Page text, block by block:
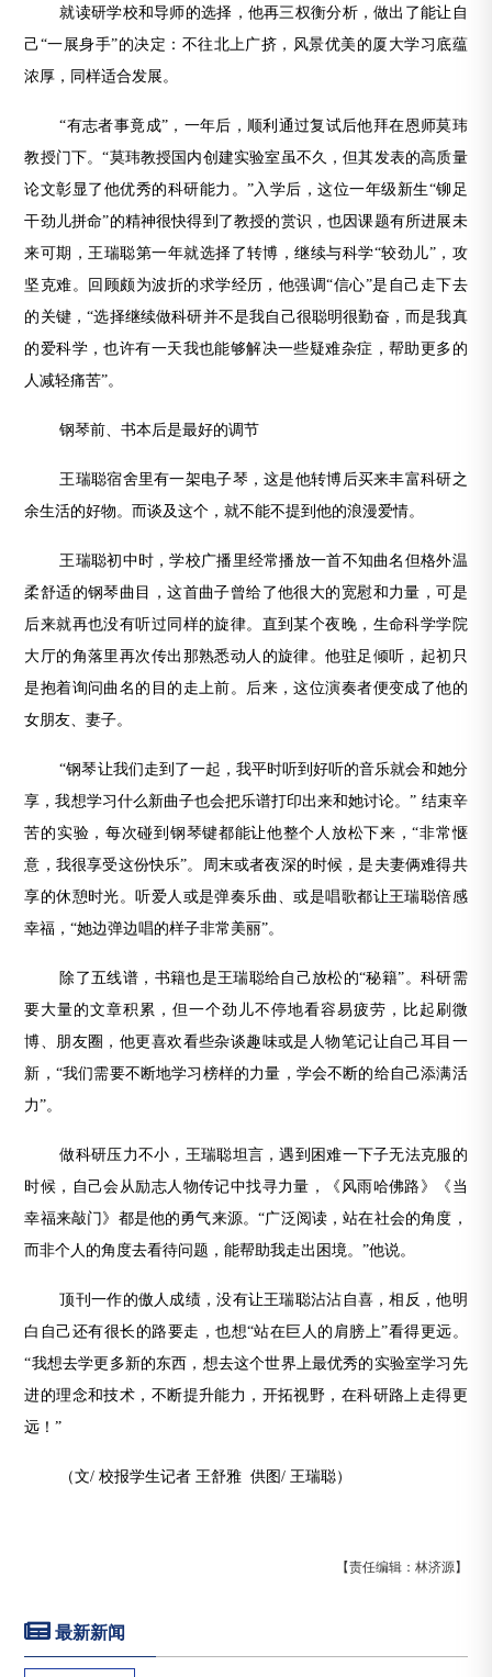
就读研学校和导师的选择，他再三权衡分析，做出了能让自
己“一展身手”的决定：不往北上广挤，风景优美的厦大学习底蕴
浓厚，同样适合发展。
“有志者事竟成”，一年后，顺利通过复试后他拜在恩师莫玮
教授门下。“莫玮教授国内创建实验室虽不久，但其发表的高质量
论文彰显了他优秀的科研能力。”入学后，这位一年级新生“铆足
干劲儿拼命”的精神很快得到了教授的赏识，也因课题有所进展未
来可期，王瑞聪第一年就选择了转博，继续与科学“较劲儿”，攻
坚克难。回顾颇为波折的求学经历，他强调“信心”是自己走下去
的关键，“选择继续做科研并不是我自己很聪明很勤奋，而是我真
的爱科学，也许有一天我也能够解决一些疑难杂症，帮助更多的
人减轻痛苦”。
钢琴前、书本后是最好的调节
王瑞聪宿舍里有一架电子琴，这是他转博后买来丰富科研之
余生活的好物。而谈及这个，就不能不提到他的浪漫爱情。
王瑞聪初中时，学校广播里经常播放一首不知曲名但格外温
柔舒适的钢琴曲目，这首曲子曾给了他很大的宽慰和力量，可是
后来就再也没有听过同样的旋律。直到某个夜晚，生命科学学院
大厅的角落里再次传出那熟悉动人的旋律。他驻足倾听，起初只
是抱着询问曲名的目的走上前。后来，这位演奏者便变成了他的
女朋友、妻子。
“钢琴让我们走到了一起，我平时听到好听的音乐就会和她分
享，我想学习什么新曲子也会把乐谱打印出来和她讨论。” 结束辛
苦的实验，每次碰到钢琴键都能让他整个人放松下来，“非常惬
意，我很享受这份快乐”。周末或者夜深的时候，是夫妻俩难得共
享的休憩时光。听爱人或是弹奏乐曲、或是唱歌都让王瑞聪倍感
幸福，“她边弹边唱的样子非常美丽”。
除了五线谱，书籍也是王瑞聪给自己放松的“秘籍”。科研需
要大量的文章积累，但一个劲儿不停地看容易疲劳，比起刷微
博、朋友圈，他更喜欢看些杂谈趣味或是人物笔记让自己耳目一
新，“我们需要不断地学习榜样的力量，学会不断的给自己添满活
力”。
做科研压力不小，王瑞聪坦言，遇到困难一下子无法克服的
时候，自己会从励志人物传记中找寻力量，《风雨哈佛路》《当
幸福来敲门》都是他的勇气来源。“广泛阅读，站在社会的角度，
而非个人的角度去看待问题，能帮助我走出困境。”他说。
顶刊一作的傲人成绩，没有让王瑞聪沾沾自喜，相反，他明
白自己还有很长的路要走，也想“站在巨人的肩膀上”看得更远。
“我想去学更多新的东西，想去这个世界上最优秀的实验室学习先
进的理念和技术，不断提升能力，开拓视野，在科研路上走得更
远！”
（文/ 校报学生记者 王舒雅 供图/ 王瑞聪）
【责任编辑：林济源】
最新新闻